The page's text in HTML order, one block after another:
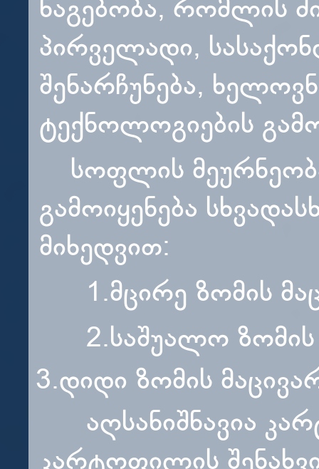
ნაგებობა, რომლის
პირველადი,
შენარჩუნება,
ტექნოლოგიების
სოფლის
გამოიყენება
მიხედვით:
1.მცირე ზომის
2.საშუალო ზომის
3.დიდი ზომის
აღსანიშნავია
კარტოფილის